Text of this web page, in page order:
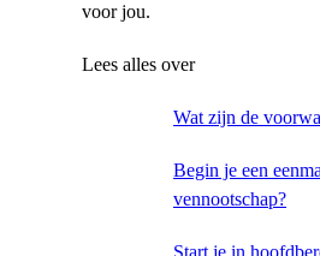
voor jou.
Lees alles over
Wat zijn de
Begin je een
vennootschap?
Start je in